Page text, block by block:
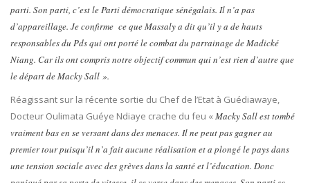
parti. Son parti, c’est le Parti démocratique sénégalais. Il n’a pas
d’appareillage. Je confirme ce que Massaly a dit qu’il y a de hauts
responsables du Pds qui ont porté le combat du parrainage de Madické
Niang. Car ils ont compris notre objectif commun qui n’est rien d’autre que
le départ de Macky Sall ».
Réagissant sur la récente sortie du Chef de l’Etat à Guédiawaye,
Docteur Oulimata Guéye Ndiaye crache du feu « Macky Sall est tombé
vraiment bas en se versant dans des menaces. Il ne peut pas gagner au
premier tour puisqu’il n’a fait aucune réalisation et a plongé le pays dans
une tension sociale avec des grèves dans la santé et l’éducation. Donc